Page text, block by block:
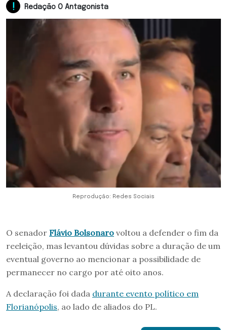
Redação O Antagonista
Reprodução: Redes Sociais
O senador Flávio Bolsonaro voltou a defender o fim da
reeleição, mas levantou dúvidas sobre a duração de um
eventual governo ao mencionar a possibilidade de
permanecer no cargo por até oito anos.
A declaração foi dada durante evento político em
Florianópolis, ao lado de aliados do PL.